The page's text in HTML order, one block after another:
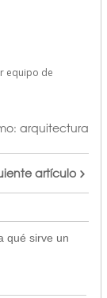
equipo de
arquitectura
artículo
qué sirve un